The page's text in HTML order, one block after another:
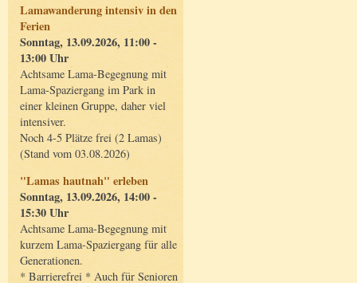
Lamawanderung intensiv in den
Ferien
Sonntag, 13.09.2026, 11:00 -
13:00 Uhr
Achtsame Lama-Begegnung mit
Lama-Spaziergang im Park in
einer kleinen Gruppe, daher viel
intensiver.
Noch 4-5 Plätze frei (2 Lamas)
(Stand vom 03.08.2026)
"Lamas hautnah" erleben
Sonntag, 13.09.2026, 14:00 -
15:30 Uhr
Achtsame Lama-Begegnung mit
kurzem Lama-Spaziergang für alle
Generationen.
* Barrierefrei * Auch für Senioren